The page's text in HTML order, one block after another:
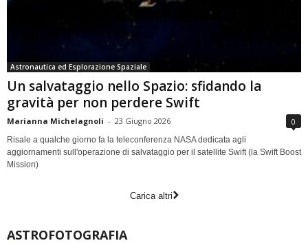
Astronautica ed Esplorazione Spaziale
Un salvataggio nello Spazio: sfidando la
gravità per non perdere Swift
Marianna Michelagnoli - 23 Giugno 2026 0
Risale a qualche giorno fa la teleconferenza NASA dedicata agli
aggiornamenti sull'operazione di salvataggio per il satellite Swift (la Swift Boost
Mission)
Carica altri
ASTROFOTOGRAFIA